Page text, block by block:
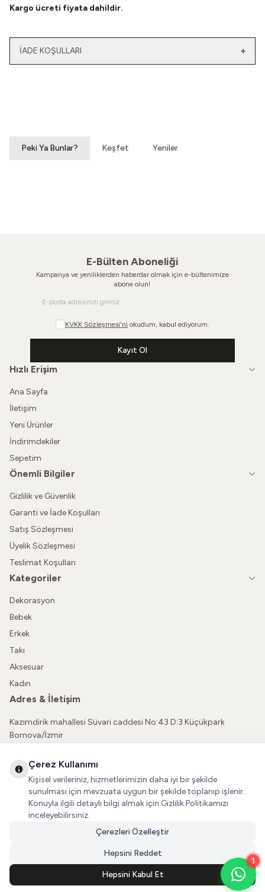
1
Kargo ücreti fiyata dahildir.
İADE KOŞULLARI
Peki Ya Bunlar? Keşfet Yeniler
E-Bülten Aboneliği
Kampanya ve yeniliklerden haberdar olmak için e-bültenimize
abone olun!
KVKK Sözleşmesi'ni okudum, kabul ediyorum.
Kayıt Ol
Hızlı Erişim
Ana Sayfa
İletişim
Yeni Ürünler
İndirimdekiler
Sepetim
Önemli Bilgiler
Gizlilik ve Güvenlik
Garanti ve İade Koşulları
Satış Sözleşmesi
Üyelik Sözleşmesi
Teslimat Koşulları
Kategoriler
Dekorasyon
Bebek
Erkek
Takı
Aksesuar
Kadın
Adres & İletişim
Kazımdirik mahallesi Süvari caddesi No:43 D:3 Küçükpark
Bornova/İzmir
vatkaliguve@gmail.com
Sosyal Medya
İnstagram
Çerez Kullanımı
Kişisel verileriniz, hizmetlerimizin daha iyi bir şekilde
sunulması için mevzuata uygun bir şekilde toplanıp işlenir.
Konuyla ilgili detaylı bilgi almak için Gizlilik Politikamızı
inceleyebilirsiniz.
Çerezleri Özelleştir
Hepsini Reddet
Hepsini Kabul Et